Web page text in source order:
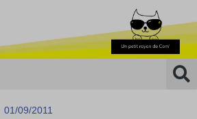
01/09/2011